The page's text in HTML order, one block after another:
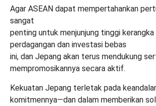
Agar ASEAN dapat mempertahankan
sangat
penting untuk menjunjung tinggi kerangka
perdagangan dan investasi bebas
ini, dan Jepang akan terus mendukung
mempromosikannya secara aktif.
Kekuatan Jepang terletak pada
komitmennya—dan dalam memberikan